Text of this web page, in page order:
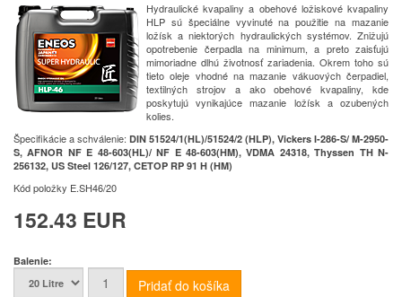
Hydraulické kvapaliny a obehové ložiskové kvapaliny
HLP sú špeciálne vyvinuté na použitie na mazanie
ložísk a niektorých hydraulických systémov. Znižujú
opotrebenie čerpadla na minimum, a preto zaisťujú
mimoriadne dlhú životnosť zariadenia. Okrem toho sú
tieto oleje vhodné na mazanie vákuových čerpadiel,
textilných strojov a ako obehové kvapaliny, kde
poskytujú vynikajúce mazanie ložísk a ozubených
kolies.
Špecifikácie a schválenie: DIN 51524/1(HL)/51524/2 (HLP), Vickers I-286-S/ M-2950-
S, AFNOR NF E 48-603(HL)/ NF E 48-603(HM), VDMA 24318, Thyssen TH N-
256132, US Steel 126/127, CETOP RP 91 H (HM)
Kód položky E.SH46/20
152.43 EUR
Balenie: